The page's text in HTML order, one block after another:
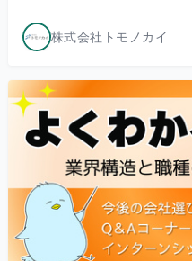
株式会社トモノカイ